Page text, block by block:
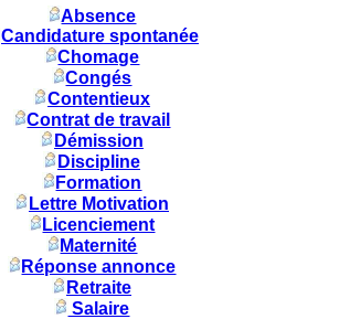
Absence
Candidature spontanée
Chomage
Congés
Contentieux
Contrat de travail
Démission
Discipline
Formation
Lettre Motivation
Licenciement
Maternité
Réponse annonce
Retraite
Salaire